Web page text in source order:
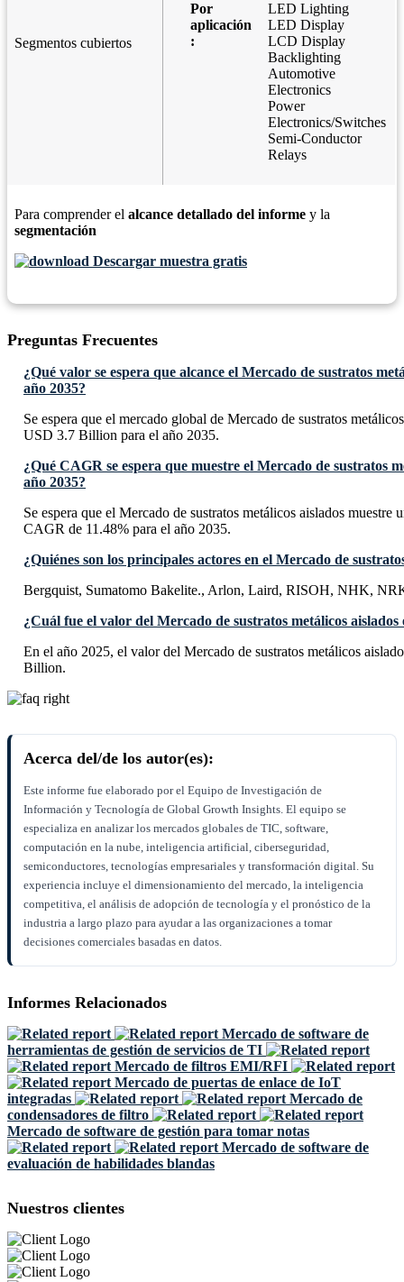
Segmentos cubiertos
Por
aplicación
:
LED Lighting
LED Display
LCD Display
Backlighting
Automotive
Electronics
Power
Electronics/Switches
Semi-Conductor
Relays
Para comprender el alcance detallado del informe y la
segmentación
Descargar muestra gratis
Preguntas Frecuentes
¿Qué valor se espera que alcance el Mercado de sustratos
año 2035?
Se espera que el mercado global de Mercado de sustratos
USD 3.7 Billion para el año 2035.
¿Qué CAGR se espera que muestre el Mercado de sustratos
año 2035?
Se espera que el Mercado de sustratos metálicos aislados muestre
CAGR de 11.48% para el año 2035.
¿Quiénes son los principales actores en el Mercado de
Bergquist, Sumatomo Bakelite., Arlon, Laird, RISOH, NHK,
¿Cuál fue el valor del Mercado de sustratos metálicos aislados
En el año 2025, el valor del Mercado de sustratos metálicos
Billion.
Acerca del/de los autor(es):
Este informe fue elaborado por el Equipo de Investigación de
Información y Tecnología de Global Growth Insights. El equipo se
especializa en analizar los mercados globales de TIC, software,
computación en la nube, inteligencia artificial, ciberseguridad,
semiconductores, tecnologías empresariales y transformación digital. Su
experiencia incluye el dimensionamiento del mercado, la inteligencia
competitiva, el análisis de adopción de tecnología y el pronóstico de la
industria a largo plazo para ayudar a las organizaciones a tomar
decisiones comerciales basadas en datos.
Informes Relacionados
Mercado de software de
herramientas de gestión de servicios de TI
Mercado de filtros EMI/RFI
Mercado de puertas de enlace de IoT
integradas
Mercado de
condensadores de filtro
Mercado de software de gestión para tomar notas
Mercado de software de
evaluación de habilidades blandas
Nuestros clientes